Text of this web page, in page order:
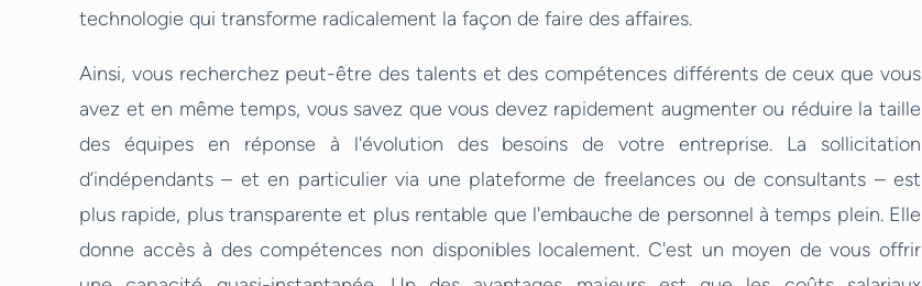
technologie qui transforme radicalement la façon de faire des affaires.
Ainsi, vous recherchez peut-être des talents et des compétences différents de ceux que vous
avez et en même temps, vous savez que vous devez rapidement augmenter ou réduire la taille
des équipes en réponse à l'évolution des besoins de votre entreprise. La sollicitation
d’indépendants – et en particulier via une plateforme de freelances ou de consultants – est
plus rapide, plus transparente et plus rentable que l'embauche de personnel à temps plein. Elle
donne accès à des compétences non disponibles localement. C'est un moyen de vous offrir